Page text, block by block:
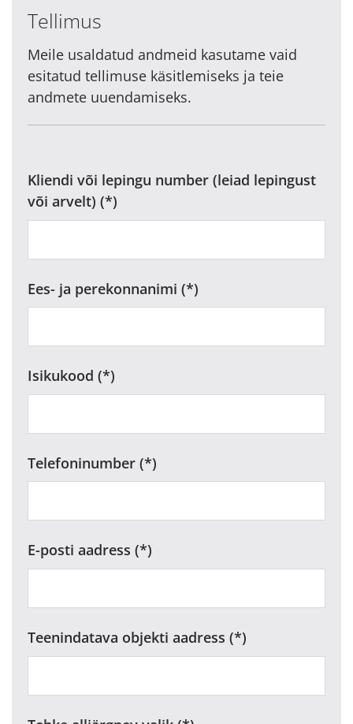
Tellimus
Meile usaldatud andmeid kasutame vaid
esitatud tellimuse käsitlemiseks ja teie
andmete uuendamiseks.
Kliendi või lepingu number (leiad lepingust
või arvelt)
Ees- ja perekonnanimi
Isikukood
Telefoninumber
E-posti aadress
Teenindatava objekti aadress